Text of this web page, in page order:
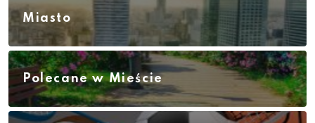
Miasto
Polecane w Mieście